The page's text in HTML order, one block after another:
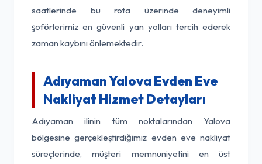
saatlerinde bu rota üzerinde deneyimli
şoförlerimiz en güvenli yan yolları tercih ederek
zaman kaybını önlemektedir.
Adıyaman Yalova Evden Eve
Nakliyat Hizmet Detayları
Adıyaman ilinin tüm noktalarından Yalova
bölgesine gerçekleştirdiğimiz evden eve nakliyat
süreçlerinde, müşteri memnuniyetini en üst